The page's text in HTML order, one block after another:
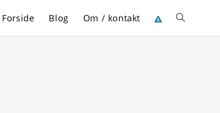
Forside Blog Om / kontakt Toggle